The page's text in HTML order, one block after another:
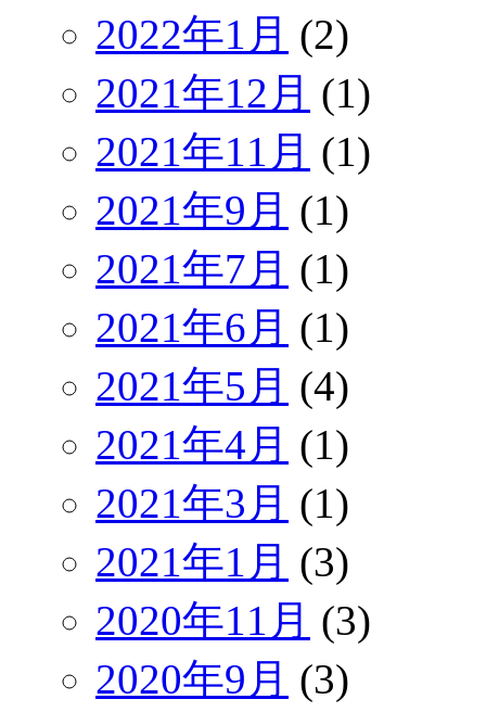
2022年1月 (2)
2021年12月 (1)
2021年11月 (1)
2021年9月 (1)
2021年7月 (1)
2021年6月 (1)
2021年5月 (4)
2021年4月 (1)
2021年3月 (1)
2021年1月 (3)
2020年11月 (3)
2020年9月 (3)